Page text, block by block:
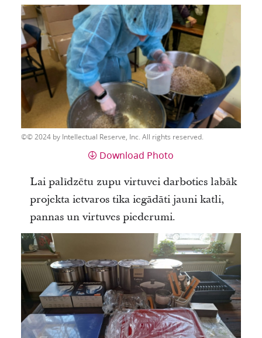
© 2024 by Intellectual Reserve, Inc. All rights reserved.
Download Photo
Lai palīdzētu zupu virtuvei darboties labāk
projekta ietvaros tika iegādāti jauni katli,
pannas un virtuves piederumi.